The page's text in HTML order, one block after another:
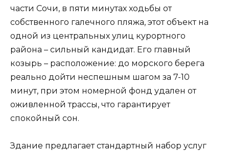
части Сочи, в пяти минутах ходьбы от
собственного галечного пляжа, этот объект на
одной из центральных улиц курортного
района – сильный кандидат. Его главный
козырь – расположение: до морского берега
реально дойти неспешным шагом за 7-10
минут, при этом номерной фонд удален от
оживленной трассы, что гарантирует
спокойный сон.
Здание предлагает стандартный набор услуг